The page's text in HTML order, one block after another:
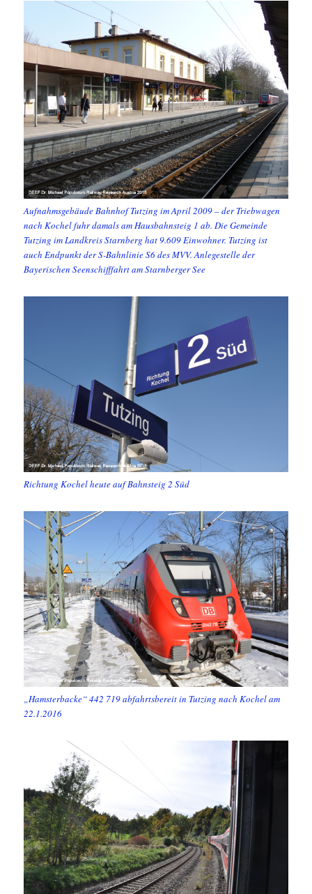
Aufnahmsgebäude Bahnhof Tutzing im April 2009 – der Triebwagen
nach Kochel fuhr damals am Hausbahnsteig 1 ab. Die Gemeinde
Tutzing im Landkreis Starnberg hat 9.609 Einwohner. Tutzing ist
auch Endpunkt der S-Bahnlinie S6 des MVV. Anlegestelle der
Bayerischen Seenschifffahrt am Starnberger See
Richtung Kochel heute auf Bahnsteig 2 Süd
„Hamsterbacke“ 442 719 abfahrtsbereit in Tutzing nach Kochel am
22.1.2016